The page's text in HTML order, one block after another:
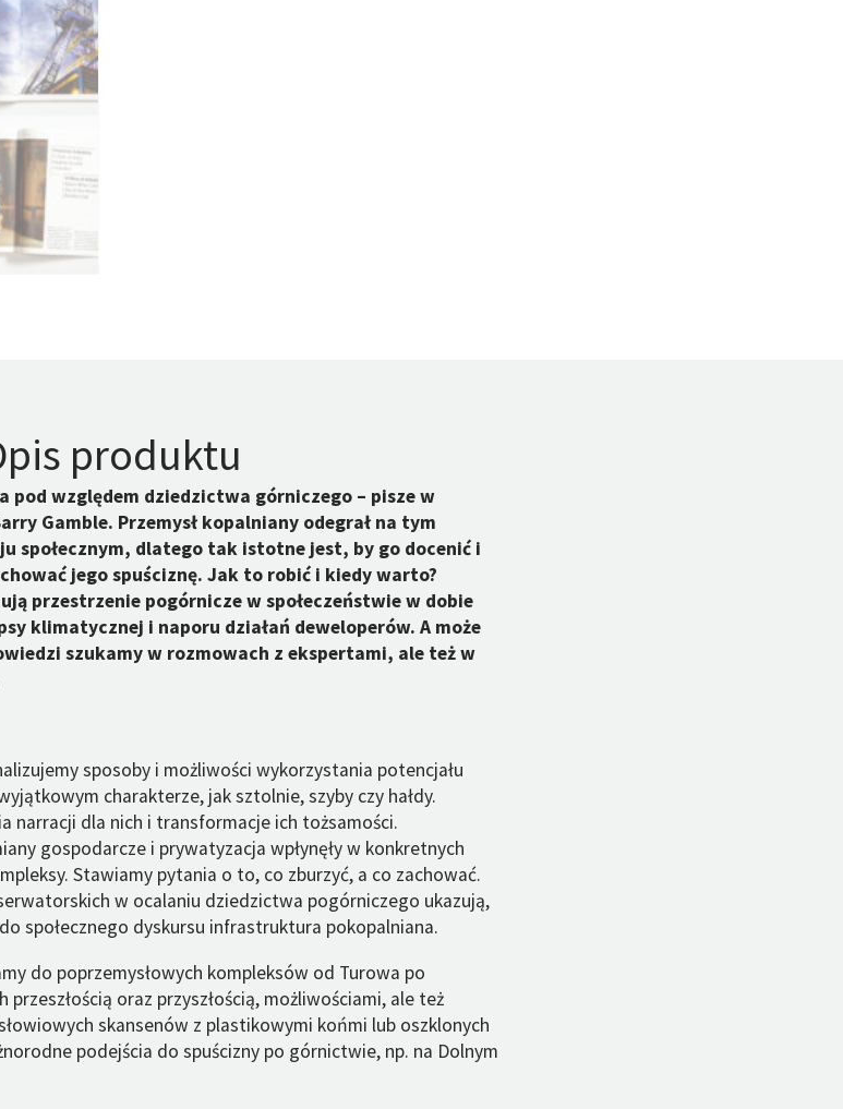
produktu
pod względem dziedzictwa górniczego – pisze w
Gamble. Przemysł kopalniany odegrał na tym
społecznym, dlatego tak istotne jest, by go docenić i
jego spuściznę. Jak to robić i kiedy warto?
przestrzenie pogórnicze w społeczeństwie w dobie
klimatycznej i naporu działań deweloperów. A może
szukamy w rozmowach z ekspertami, ale też w
sposoby i możliwości wykorzystania potencjału
charakterze, jak sztolnie, szyby czy hałdy.
narracji dla nich i transformacje ich tożsamości.
gospodarcze i prywatyzacja wpłynęły w konkretnych
Stawiamy pytania o to, co zburzyć, a co zachować.
w ocalaniu dziedzictwa pogórniczego ukazują,
społecznego dyskursu infrastruktura pokopalniana.
do poprzemysłowych kompleksów od Turowa po
przeszłością oraz przyszłością, możliwościami, ale też
skansenów z plastikowymi końmi lub oszklonych
podejścia do spuścizny po górnictwie, np. na Dolnym